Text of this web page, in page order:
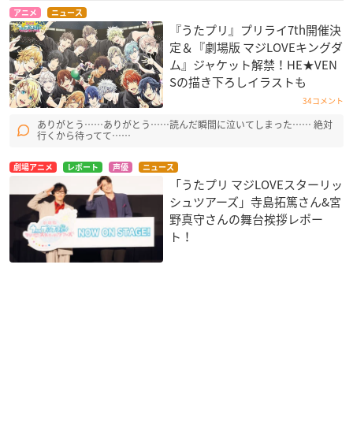
アニメ ニュース
『うたプリ』プリライ7th開催決
定＆『劇場版 マジLOVEキングダ
ム』ジャケット解禁！HE★VEN
Sの描き下ろしイラストも
34コメント
ありがとう……ありがとう……読んだ瞬間に泣いてしまった…… 絶対
行くから待ってて……
劇場アニメ レポート 声優 ニュース
「うたプリ マジLOVEスターリッ
シュツアーズ」寺島拓篤さん&宮
野真守さんの舞台挨拶レポー
ト！